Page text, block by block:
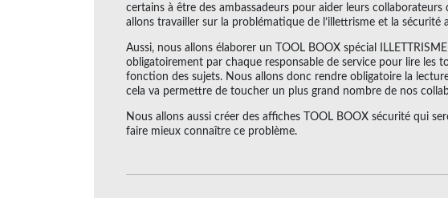
certains à être des ambassadeurs pour aider leurs
allons travailler sur la problématique de l’illettrisme et la sécurité
Aussi, nous allons élaborer un TOOL BOOX spécial
obligatoirement par chaque responsable de service pour lire les
fonction des sujets. Nous allons donc rendre obligatoire la
cela va permettre de toucher un plus grand nombre de nos
Nous allons aussi créer des affiches TOOL BOOX sécurité qui
faire mieux connaître ce problème.